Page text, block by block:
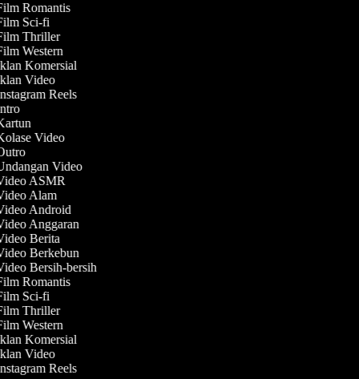
Romantis
Sci-fi
Thriller
Western
Komersial
Video
Reels
Video
Video
ASMR
Alam
Android
Anggaran
Berita
Berkebun
Bersih-bersih
Romantis
Sci-fi
Thriller
Western
Komersial
Video
Reels